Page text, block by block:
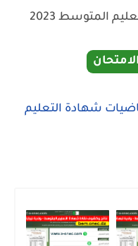
المتوسط 2023
شهادة التعليم